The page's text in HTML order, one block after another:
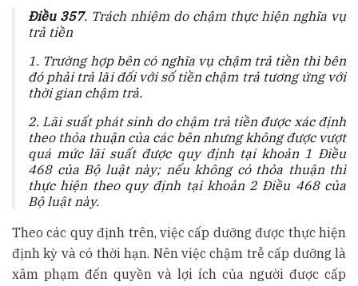
Điều 357. Trách nhiệm do chậm thực hiện nghĩa vụ
trả tiền
1. Trường hợp bên có nghĩa vụ chậm trả tiền thì bên
đó phải trả lãi đối với số tiền chậm trả tương ứng với
thời gian chậm trả.
2. Lãi suất phát sinh do chậm trả tiền được xác định
theo thỏa thuận của các bên nhưng không được vượt
quá mức lãi suất được quy định tại khoản 1 Điều
468 của Bộ luật này; nếu không có thỏa thuận thì
thực hiện theo quy định tại khoản 2 Điều 468 của
Bộ luật này.
Theo các quy định trên, việc cấp dưỡng được thực hiện
định kỳ và có thời hạn. Nên việc chậm trễ cấp dưỡng là
xâm phạm đến quyền và lợi ích của người được cấp